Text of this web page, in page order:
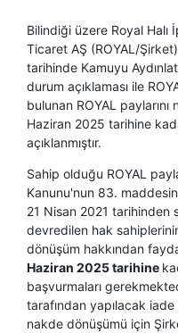
Bilindiği üzere Royal
Ticaret AŞ (ROYAL/
tarihinde Kamuyu
durum açıklaması ile
bulunan ROYAL
Haziran 2025 tarihine
açıklanmıştır.
Sahip olduğu ROYAL
Kanunu'nun 83.
21 Nisan 2021 tarihinden
devredilen hak
dönüşüm hakkından
Haziran 2025 tarihine
başvurmaları
tarafından yapılacak
nakde dönüşümü için